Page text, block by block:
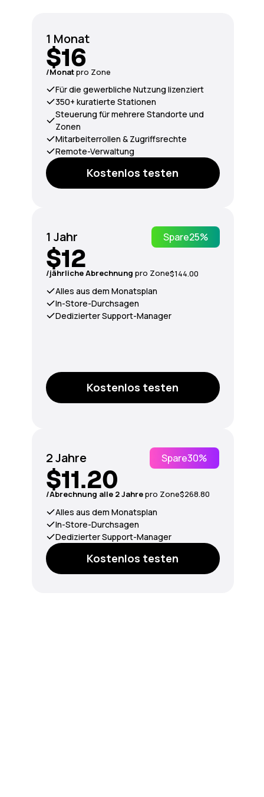
1 Monat
$16
/Monatpro Zone
Für die gewerbliche Nutzung lizenziert
350+ kuratierte Stationen
Steuerung für mehrere Standorte und
Zonen
Mitarbeiterrollen & Zugriffsrechte
Remote-Verwaltung
Kostenlos testen
1 Jahr Spare25%
$12
/jährliche Abrechnung pro Zone$144.00
Alles aus dem Monatsplan
In-Store-Durchsagen
Dedizierter Support-Manager
Kostenlos testen
2 Jahre Spare30%
$11.20
/Abrechnung alle 2 Jahrepro Zone$268.80
Alles aus dem Monatsplan
In-Store-Durchsagen
Dedizierter Support-Manager
Kostenlos testen